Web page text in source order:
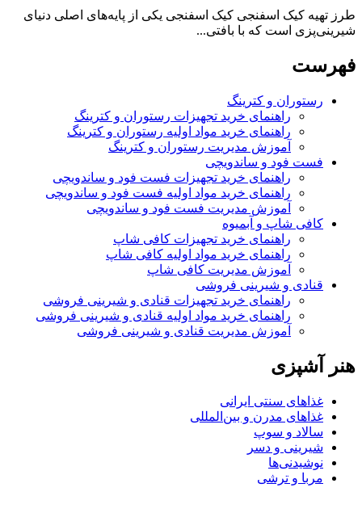
طرز تهیه کیک اسفنجی کیک اسفنجی یکی از پایه‌های اصلی دنیای
شیرینی‌پزی است که با بافتی...
فهرست
رستوران و کترینگ
راهنمای خرید تجهیزات رستوران و کترینگ
راهنمای خرید مواد اولیه رستوران و کترینگ
آموزش مدیریت رستوران و کترینگ
فست فود و ساندویچی
راهنمای خرید تجهیزات فست فود و ساندویچی
راهنمای خرید مواد اولیه فست فود و ساندویچی
آموزش مدیریت فست فود و ساندویچی
کافی شاپ و آبمیوه
راهنمای خرید تجهیزات کافی شاپ
راهنمای خرید مواد اولیه کافی‌ شاپ‌
آموزش مدیریت کافی شاپ
قنادی و شیرینی فروشی
راهنمای خرید تجهیزات قنادی و شیرینی فروشی
راهنمای خرید مواد اولیه قنادی و شیرینی فروشی
آموزش مدیریت قنادی و شیرینی فروشی
هنر آشپزی
غذاهای سنتی ایرانی
غذاهای مدرن و بین‌المللی
سالاد و سوپ
شیرینی و دسر
نوشیدنی‌ها
مربا و ترشی